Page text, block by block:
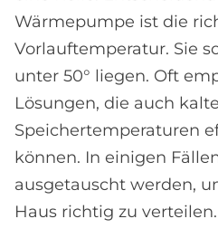
Wärmepumpe ist die
Vorlauftemperatur. Sie
unter 50° liegen. Oft
Lösungen, die auch kalte
Speichertemperaturen
können. In einigen
ausgetauscht werden,
Haus richtig zu verteilen.